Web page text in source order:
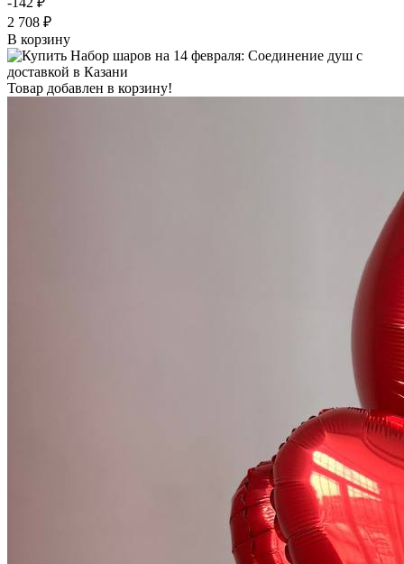
2 708 ₽
В корзину
Товар добавлен в корзину!